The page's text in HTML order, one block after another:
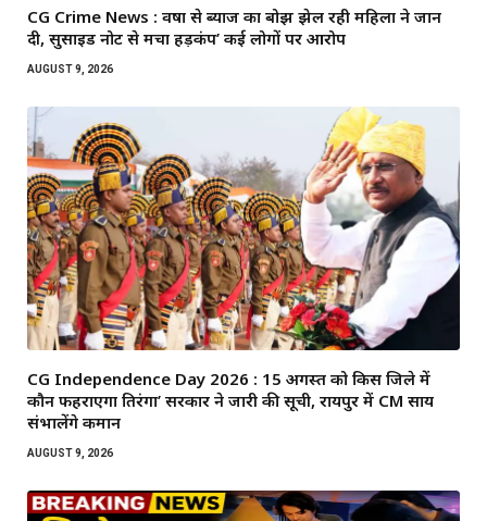
CG Crime News : वर्षों से ब्याज का बोझ झेल रही महिला ने जान
दी, सुसाइड नोट से मचा हड़कंप’ कई लोगों पर आरोप
AUGUST 9, 2026
CG Independence Day 2026 : 15 अगस्त को किस जिले में
कौन फहराएगा तिरंगा’ सरकार ने जारी की सूची, रायपुर में CM साय
संभालेंगे कमान
AUGUST 9, 2026